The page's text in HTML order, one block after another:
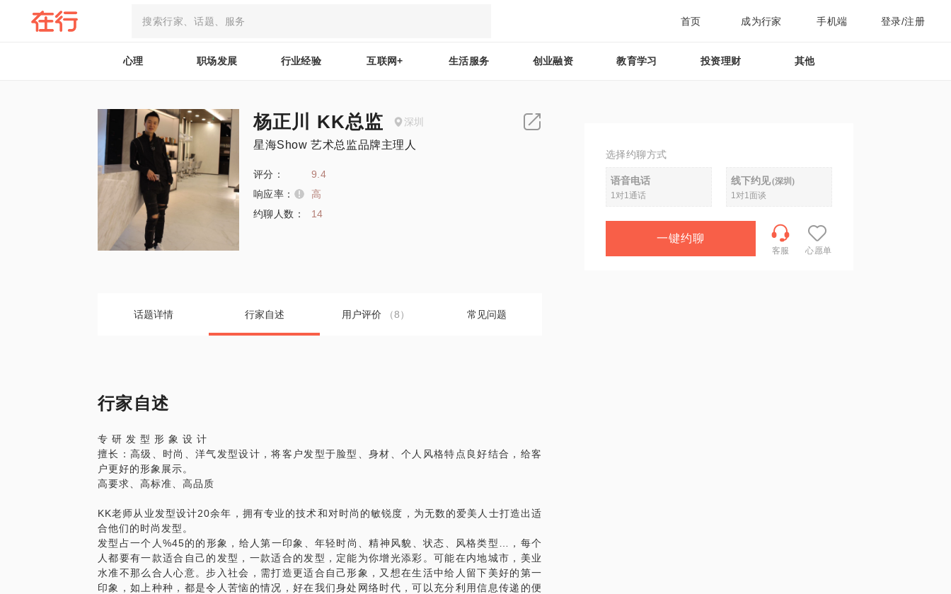
首页 成为行家 手机端 登录/注册
心理 职场发展 行业经验 互联网+ 生活服务 创业融资 教育学习 投资理财 其他
杨正川 KK总监 深圳
星海Show 艺术总监品牌主理人
评分：
9.4
响应率：
高
约聊人数：
14
话题详情 行家自述 用户评价 （8） 常见问题
行家自述
专 研 发 型 形 象 设 计
擅长：高级、时尚、洋气发型设计，将客户发型于脸型、身材、个人风格特点良好结合，给客
户更好的形象展示。
高要求、高标准、高品质
KK老师从业发型设计20余年，拥有专业的技术和对时尚的敏锐度，为无数的爱美人士打造出适
合他们的时尚发型。
发型占一个人%45的的形象，给人第一印象、年轻时尚、精神风貌、状态、风格类型…，每个
人都要有一款适合自己的发型，一款适合的发型，定能为你增光添彩。可能在内地城市，美业
水准不那么合人心意。步入社会，需打造更适合自己形象，又想在生活中给人留下美好的第一
印象，如上种种，都是令人苦恼的情况，好在我们身处网络时代，可以充分利用信息传递的便
选择约聊方式
语音电话
1对1通话
线下约见(深圳 )
1对1面谈
一键约聊
客服 心愿单